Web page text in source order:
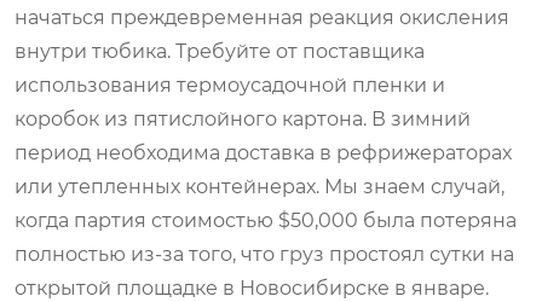
начаться преждевременная реакция окисления
внутри тюбика. Требуйте от поставщика
использования термоусадочной пленки и
коробок из пятислойного картона. В зимний
период необходима доставка в рефрижераторах
или утепленных контейнерах. Мы знаем случай,
когда партия стоимостью $50,000 была потеряна
полностью из-за того, что груз простоял сутки на
открытой площадке в Новосибирске в январе.